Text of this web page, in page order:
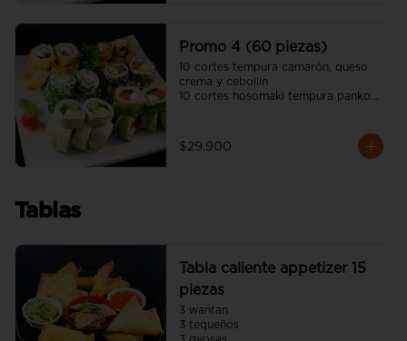
(incluye tres salsa soya y dos salsa
unagui, 3 palitos)
Promo 4 (60 piezas)
10 cortes tempura camarón, queso
crema y cebollín
10 cortes hosomaki tempura panko
crema y ciboulette
10 cortes california sésamo salmón,
$29.900
Tablas
Tabla caliente appetizer 15
piezas
3 wantan
3 tequeños